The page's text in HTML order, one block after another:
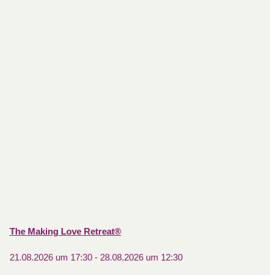
The Making Love Retreat®
21.08.2026 um 17:30- 28.08.2026 um 12:30